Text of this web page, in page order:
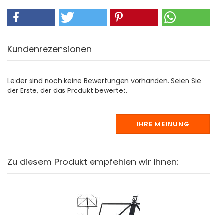
Kundenrezensionen
Leider sind noch keine Bewertungen vorhanden. Seien Sie
der Erste, der das Produkt bewertet.
IHRE MEINUNG
Zu diesem Produkt empfehlen wir Ihnen: